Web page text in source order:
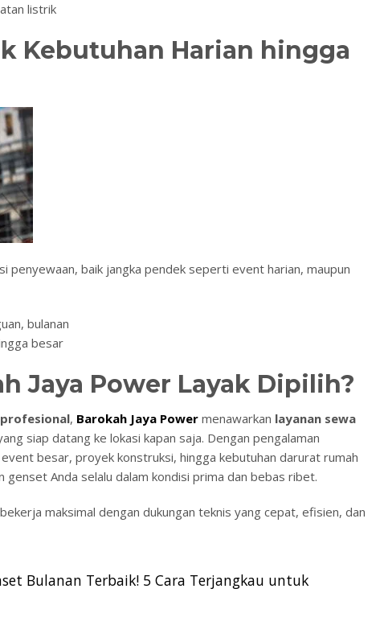
listrik
Kebutuhan Harian hingga
penyewaan, baik jangka pendek seperti event harian, maupun
bulanan
besar
Jaya Power Layak Dipilih?
, Barokah Jaya Power menawarkan layanan sewa
siap datang ke lokasi kapan saja. Dengan pengalaman
besar, proyek konstruksi, hingga kebutuhan darurat rumah
genset Anda selalu dalam kondisi prima dan bebas ribet.
maksimal dengan dukungan teknis yang cepat, efisien, dan
Bulanan Terbaik! 5 Cara Terjangkau untuk